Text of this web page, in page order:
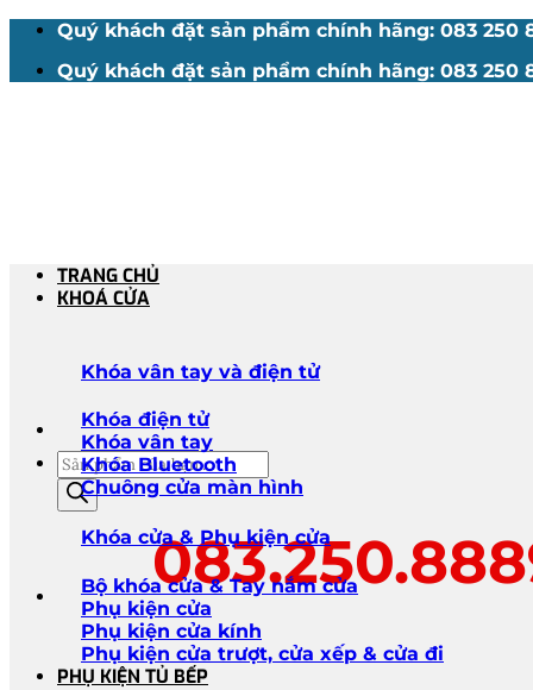
nội
Quý khách đặt sản phẩm chính hãng: 083 250
Quý khách đặt sản phẩm chính hãng: 083 250
Tìm
kiếm
sản
phẩm
TRANG CHỦ
KHOÁ CỬA
Khóa vân tay và điện tử
Khóa điện tử
Khóa vân tay
Khóa Bluetooth
Chuông cửa màn hình
Khóa cửa & Phụ kiện cửa
Bộ khóa cửa & Tay nắm cửa
Phụ kiện cửa
Phụ kiện cửa kính
Phụ kiện cửa trượt, cửa xếp & cửa đi
PHỤ KIỆN TỦ BẾP